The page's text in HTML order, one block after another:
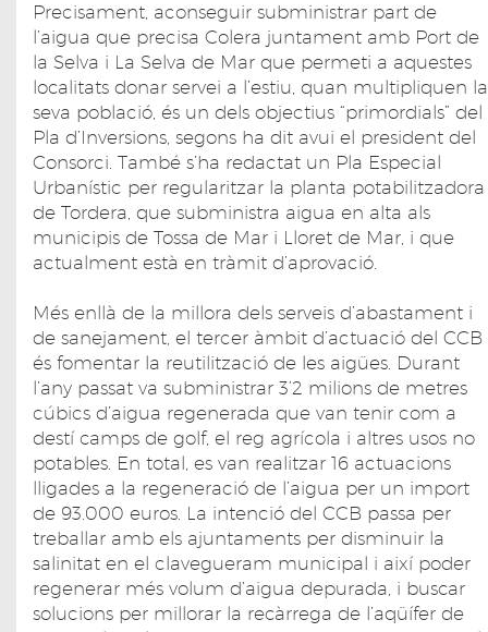
Precisament, aconseguir subministrar part de
l’aigua que precisa Colera juntament amb Port de
la Selva i La Selva de Mar que permeti a aquestes
localitats donar servei a l’estiu, quan multipliquen la
seva població, és un dels objectius “primordials” del
Pla d’Inversions, segons ha dit avui el president del
Consorci. També s’ha redactat un Pla Especial
Urbanístic per regularitzar la planta potabilitzadora
de Tordera, que subministra aigua en alta als
municipis de Tossa de Mar i Lloret de Mar, i que
actualment està en tràmit d’aprovació.
Més enllà de la millora dels serveis d’abastament i
de sanejament, el tercer àmbit d’actuació del CCB
és fomentar la reutilització de les aigües. Durant
l’any passat va subministrar 3’2 milions de metres
cúbics d’aigua regenerada que van tenir com a
destí camps de golf, el reg agrícola i altres usos no
potables. En total, es van realitzar 16 actuacions
lligades a la regeneració de l’aigua per un import
de 93.000 euros. La intenció del CCB passa per
treballar amb els ajuntaments per disminuir la
salinitat en el clavegueram municipal i així poder
regenerar més volum d’aigua depurada, i buscar
solucions per millorar la recàrrega de l’aqüífer de